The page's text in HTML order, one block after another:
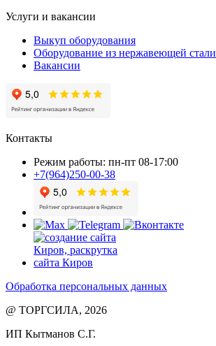
Услуги и вакансии
Выкуп оборудования
Оборудование из нержавеющей стали
Вакансии
Контакты
Режим работы: пн-пт 08-17:00
+7(964)250-00-38
Обработка персональных данных
@ ТОРГСИЛА, 2026
ИП Кытманов С.Г.